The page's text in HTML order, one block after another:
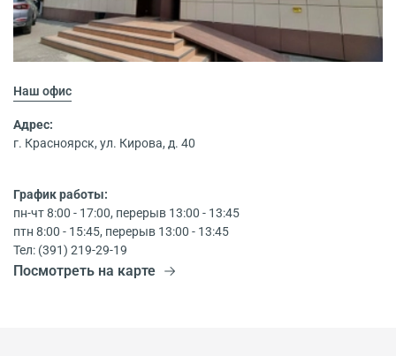
Наш офис
Адрес:
г. Красноярск, ул. Кирова, д. 40
График работы:
пн-чт 8:00 - 17:00, перерыв 13:00 - 13:45
птн 8:00 - 15:45, перерыв 13:00 - 13:45
Тел: (391) 219-29-19
Посмотреть на карте